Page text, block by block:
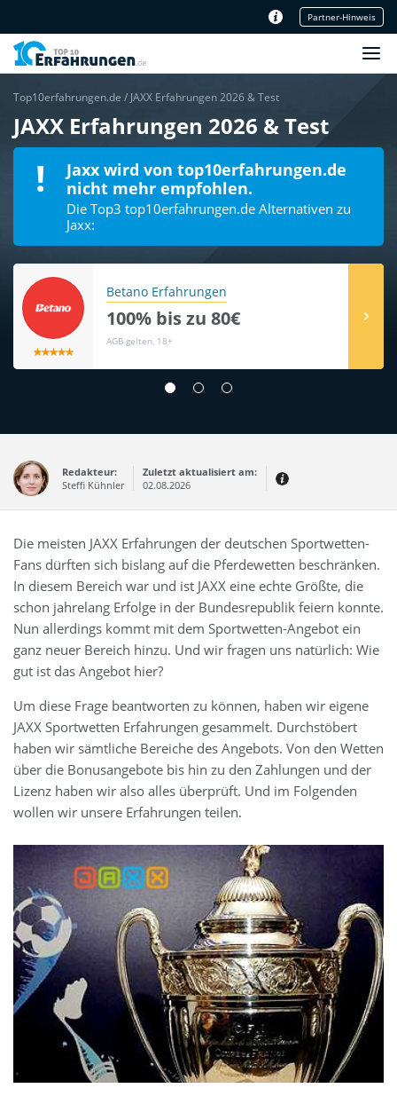
Unser Redaktionsteam
Partner-Hinweis
Top10erfahrungen.de / JAXX Erfahrungen 2026 & Test
JAXX Erfahrungen 2026 & Test
Jaxx wird von top10erfahrungen.de
nicht mehr empfohlen.
Die Top3 top10erfahrungen.de Alternativen zu
Jaxx:
Betano Erfahrungen
100% bis zu 80€
AGB gelten, 18+
Redakteur:
Steffi Kühnler
Zuletzt aktualisiert am:
02.08.2026
Erfahrungen:
Produkt- und Kategorietexte sowie
Newsberichte
Mein Werdegang ist relativ bunt,
denn ich habe zuerst eine praktische
Ausbildung in Elektrotechnik
abgeschlossen und später noch ein
IT-Studium an der Fachhochschule
draufgelegt.
Die meisten JAXX Erfahrungen der deutschen Sportwetten-
Fans dürften sich bislang auf die Pferdewetten beschränken.
In diesem Bereich war und ist JAXX eine echte Größte, die
schon jahrelang Erfolge in der Bundesrepublik feiern konnte.
Nun allerdings kommt mit dem Sportwetten-Angebot ein
ganz neuer Bereich hinzu. Und wir fragen uns natürlich: Wie
gut ist das Angebot hier?
Um diese Frage beantworten zu können, haben wir eigene
JAXX Sportwetten Erfahrungen gesammelt. Durchstöbert
haben wir sämtliche Bereiche des Angebots. Von den Wetten
über die Bonusangebote bis hin zu den Zahlungen und der
Lizenz haben wir also alles überprüft. Und im Folgenden
wollen wir unsere Erfahrungen teilen.